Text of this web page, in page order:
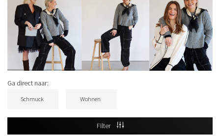
Ga direct naar:
Schmuck Wohnen
Filter